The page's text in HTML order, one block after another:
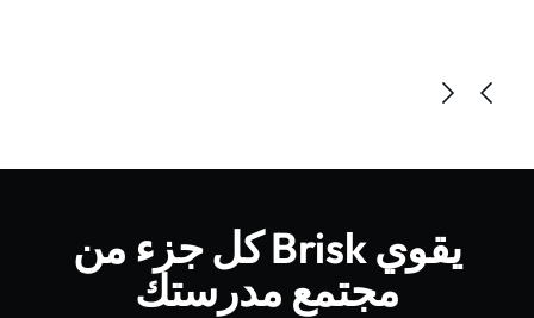
يقوي Brisk كل جزء من
مجتمع مدرستك